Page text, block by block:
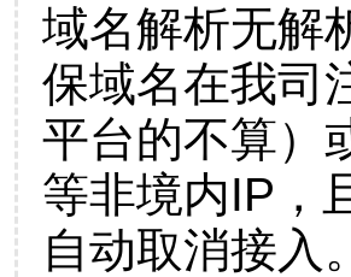
域名解析无解
保域名在我司
平台的不算）
等非境内IP，
自动取消接入